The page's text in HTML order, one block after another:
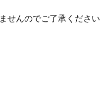
せんのでご了承ください